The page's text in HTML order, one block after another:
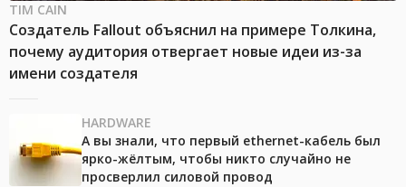
TIM CAIN
Создатель Fallout объяснил на примере Толкина,
почему аудитория отвергает новые идеи из-за
имени создателя
HARDWARE
А вы знали, что первый ethernet-кабель был
ярко-жёлтым, чтобы никто случайно не
просверлил силовой провод